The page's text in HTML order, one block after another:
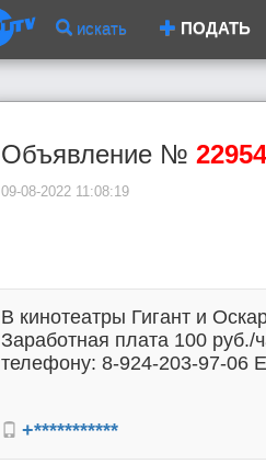
искать ПОДАТЬ
Объявление № 22954
09-08-2022 11:08:19
В кинотеатры Гигант и
Заработная плата 100
телефону: 8-924-203-97-06
+***********